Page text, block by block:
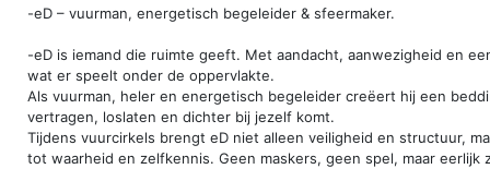
-eD – vuurman, energetisch begeleider & sfeermaker.
-eD is iemand die ruimte geeft. Met aandacht, aanwezigheid en
wat er speelt onder de oppervlakte.
Als vuurman, heler en energetisch begeleider creëert hij een
vertragen, loslaten en dichter bij jezelf komt.
Tijdens vuurcirkels brengt eD niet alleen veiligheid en structuur,
tot waarheid en zelfkennis. Geen maskers, geen spel, maar eerlijk